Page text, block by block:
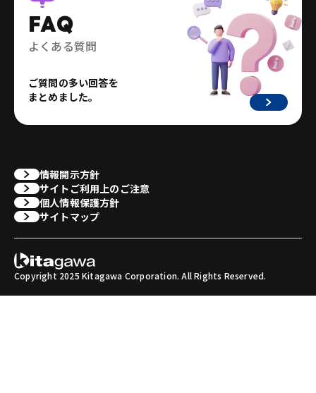
FAQ
よくある質問
ご質問の多い回答を
まとめました。
情報開示方針
サイトご利用上のご注意
個人情報保護方針
サイトマップ
Copyright 2025 Kitagawa Corporation. All Rights Reserved.